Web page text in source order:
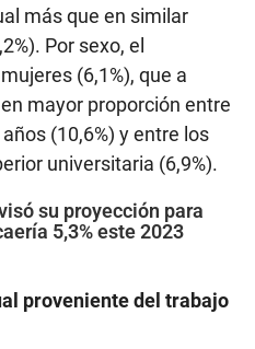
más que en similar
Por sexo, el
(6,1%), que a
mayor proporción entre
(10,6%) y entre los
universitaria (6,9%).
su proyección para
5,3% este 2023
proveniente del trabajo